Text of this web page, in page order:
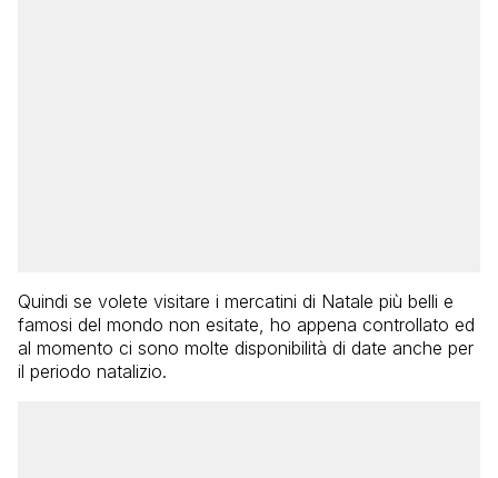
Quindi se volete visitare i mercatini di Natale più belli e
famosi del mondo non esitate, ho appena controllato ed
al momento ci sono molte disponibilità di date anche per
il periodo natalizio.